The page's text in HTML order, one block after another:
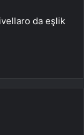
da eşlik